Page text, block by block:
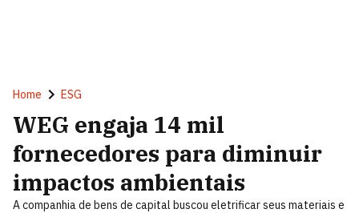
Home ESG
WEG engaja 14 mil
fornecedores para diminuir
impactos ambientais
A companhia de bens de capital buscou eletrificar seus materiais e